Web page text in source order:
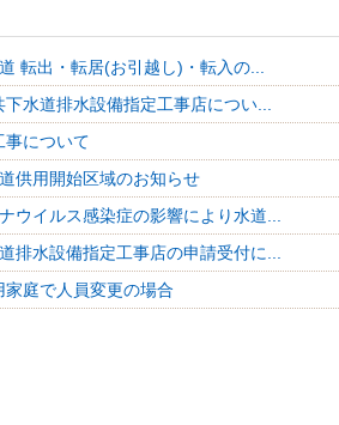
転出・転居(お引越し)・転入の...
下水道排水設備指定工事店につい...
事について
供用開始区域のお知らせ
ウイルス感染症の影響により水道...
排水設備指定工事店の申請受付に...
家庭で人員変更の場合